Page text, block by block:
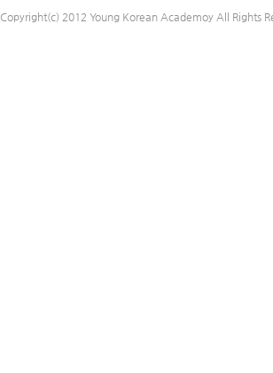
Copyright(c) 2012 Young Korean Academoy All Rights